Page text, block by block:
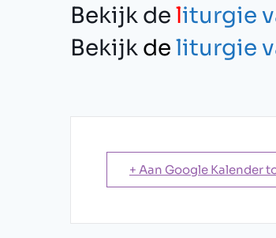
Bekijk de liturgie
Bekijk de liturgie
+ Aan Google Kalender